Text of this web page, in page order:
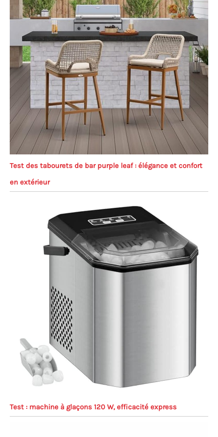
Test des tabourets de bar purple leaf : élégance et confort
en extérieur
Test : machine à glaçons 120 W, efficacité express